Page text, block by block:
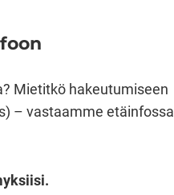
Mietitkö hakeutumiseen
– vastaamme etäinfossa